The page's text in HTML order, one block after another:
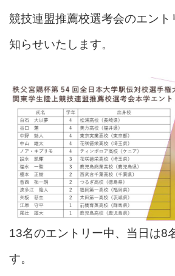
競技連盟推薦校選考会のエント
知らせいたします。
13名のエントリー中、当日は8
す。